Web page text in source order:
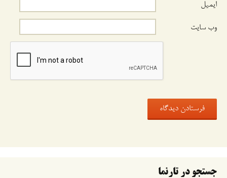
ایمیل
وب‌ سایت
جستجو در تارنما